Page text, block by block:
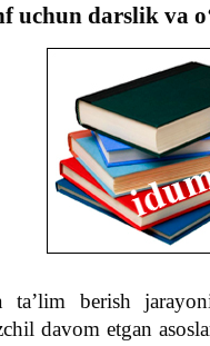
uchun darslik va
ta’lim berish
davom etgan